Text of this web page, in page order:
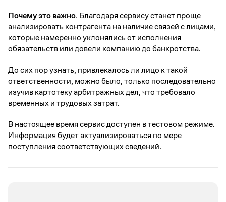
Почему это важно. Благодаря сервису станет проще
анализировать контрагента на наличие связей с лицами,
которые намеренно уклонялись от исполнения
обязательств или довели компанию до банкротства.
До сих пор узнать, привлекалось ли лицо к такой
ответственности, можно было, только последовательно
изучив картотеку арбитражных дел, что требовало
временных и трудовых затрат.
В настоящее время сервис доступен в тестовом режиме.
Информация будет актуализироваться по мере
поступления соответствующих сведений.